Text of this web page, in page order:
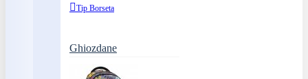
Tip Borseta
Ghiozdane